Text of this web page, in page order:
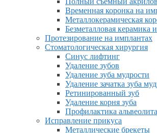
Временная коронка на
Металлокерамическая
Безметалловая керамика
Протезирование на имплантах
Стоматологическая хирургия
Синус лифтинг
Удаление зубов
Удаление зуба мудрости
Удаление зачатка зуба
Ретинированный зуб
Удаление корня зуба
Профилактика
Исправление прикуса
Металлические брекеты